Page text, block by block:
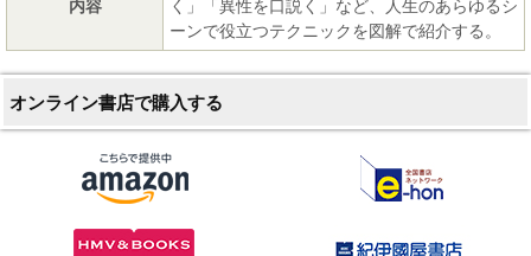
内容
く」「異性を口説く」など、人生のあらゆるシ
ーンで役立つテクニックを図解で紹介する。
オンライン書店で購入する